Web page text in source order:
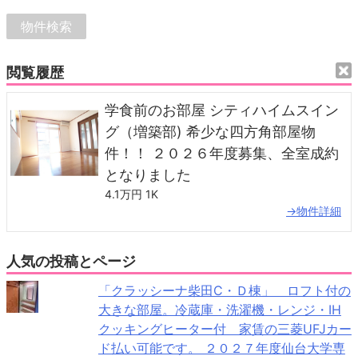
閲覧履歴
学食前のお部屋 シティハイムスイン
グ（増築部) 希少な四方角部屋物
件！！ ２０２６年度募集、全室成約
となりました
4.1万円 1K
→物件詳細
人気の投稿とページ
「クラッシーナ柴田C・Ｄ棟」 ロフト付の
大きな部屋。冷蔵庫・洗濯機・レンジ・IH
クッキングヒーター付 家賃の三菱UFJカー
ド払い可能です。 ２０２７年度仙台大学専